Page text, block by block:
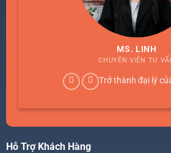
MS. LINH
CHUYÊN VIÊN TƯ
Trở thành đại lý
Hỗ Trợ Khách Hàng